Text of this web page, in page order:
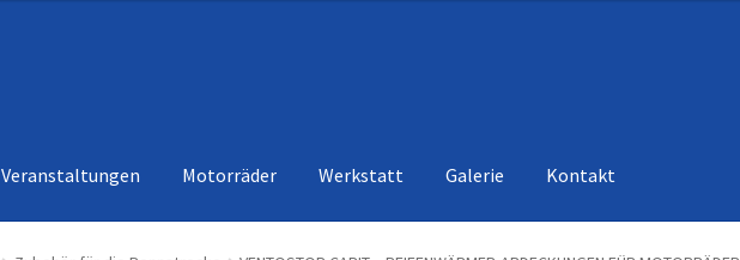
Veranstaltungen Motorräder Werkstatt Galerie Kontakt